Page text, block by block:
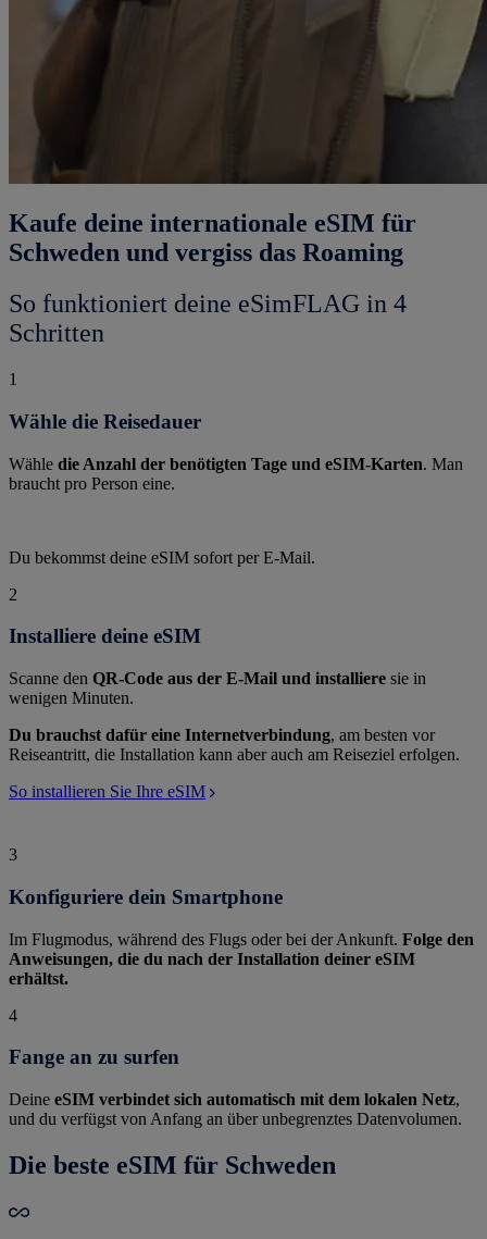
Kaufe deine internationale eSIM für
Schweden und vergiss das Roaming
So funktioniert deine eSimFLAG in 4
Schritten
1
Wähle die Reisedauer
Wähle die Anzahl der benötigten Tage und eSIM-Karten. Man
braucht pro Person eine.
Du bekommst deine eSIM sofort per E-Mail.
2
Installiere deine eSIM
Scanne den QR-Code aus der E-Mail und installiere sie in
wenigen Minuten.
Du brauchst dafür eine Internetverbindung, am besten vor
Reiseantritt, die Installation kann aber auch am Reiseziel erfolgen.
So installieren Sie Ihre eSIM
3
Konfiguriere dein Smartphone
Im Flugmodus, während des Flugs oder bei der Ankunft. Folge den
Anweisungen, die du nach der Installation deiner eSIM
erhältst.
4
Fange an zu surfen
Deine eSIM verbindet sich automatisch mit dem lokalen Netz,
und du verfügst von Anfang an über unbegrenztes Datenvolumen.
Die beste eSIM für Schweden